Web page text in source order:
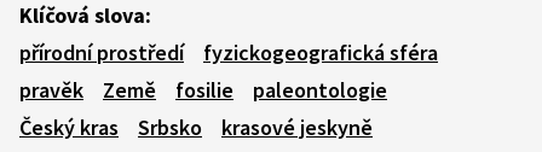
Klíčová slova:
přírodní prostředí
fyzickogeografická sféra
pravěk
Země fosilie
paleontologie
Český kras
Srbsko
krasové jeskyně